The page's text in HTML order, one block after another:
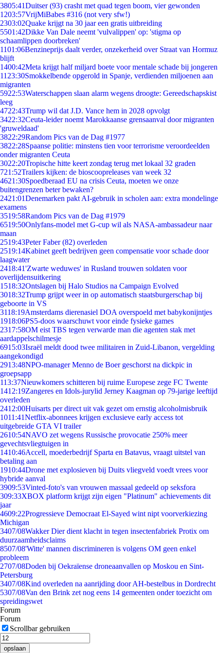
3805:41Duitser (93) crasht met quad tegen boom, vier gewonden
1203:57VrijMiBabes #316 (not very sfw!)
2303:02Quake krijgt na 30 jaar een gratis uitbreiding
5501:42Dikke Van Dale neemt 'vulvalippen' op: 'stigma op
schaamlippen doorbreken'
1101:06Benzineprijs daalt verder, onzekerheid over Straat van Hormuz
blijft
1400:42Meta krijgt half miljard boete voor mentale schade bij jongeren
11 23:30Smokkelbende opgerold in Spanje, verdienden miljoenen aan
migranten
5922:53Waterschappen slaan alarm wegens droogte: Gereedschapskist
leeg
4722:43Trump wil dat J.D. Vance hem in 2028 opvolgt
3422:32Ceuta-leider noemt Marokkaanse grensaanval door migranten
'gruweldaad'
3822:29Random Pics van de Dag #1977
3822:28Spaanse politie: minstens tien voor terrorisme veroordeelden
onder migranten Ceuta
3022:20Tropische hitte keert zondag terug met lokaal 32 graden
721:52Trailers kijken: de bioscoopreleases van week 32
4621:30Spoedberaad EU na crisis Ceuta, moeten we onze
buitengrenzen beter bewaken?
2421:01Denemarken pakt AI-gebruik in scholen aan: extra mondelinge
examens
3519:58Random Pics van de Dag #1979
6519:50Onlyfans-model met G-cup wil als NASA-ambassadeur naar
maan
2519:43Peter Faber (82) overleden
2519:14Kabinet geeft bedrijven geen compensatie voor schade door
laagwater
2418:41'Zwarte weduwes' in Rusland trouwen soldaten voor
overlijdensuitkering
1518:32Ontslagen bij Halo Studios na Campaign Evolved
3018:32Trump grijpt weer in op automatisch staatsburgerschap bij
geboorte in VS
3118:19Amsterdams dierenasiel DOA overspoeld met babykonijntjes
1918:06PS5-doos waarschuwt voor einde fysieke games
2317:58OM eist TBS tegen verwarde man die agenten stak met
aardappelschilmesje
6915:03Israël meldt dood twee militairen in Zuid-Libanon, vergelding
aangekondigd
2913:48NPO-manager Menno de Boer geschorst na dickpic in
groepsapp
113:37Nieuwkomers schitteren bij ruime Europese zege FC Twente
1412:19Zangeres en Idols-jurylid Jerney Kaagman op 79-jarige leeftijd
overleden
2412:00Huisarts per direct uit vak gezet om ernstig alcoholmisbruik
1011:41Netflix-abonnees krijgen exclusieve early access tot
uitgebreide GTA VI trailer
2610:54NAVO zet wegens Russische provocatie 250% meer
gevechtsvliegtuigen in
1410:46Accell, moederbedrijf Sparta en Batavus, vraagt uitstel van
betaling aan
1910:44Drone met explosieven bij Duits vliegveld voedt vrees voor
hybride aanval
3909:53Vinted-foto's van vrouwen massaal gedeeld op seksfora
309:33XBOX platform krijgt zijn eigen "Platinum" achievements dit
jaar
4609:22Progressieve Democraat El-Sayed wint nipt voorverkiezing
Michigan
3407/08Wakker Dier dient klacht in tegen insectenfabriek Protix om
duurzaamheidsclaims
8507/08'Witte' mannen discrimineren is volgens OM geen enkel
probleem
2707/08Doden bij Oekraïense droneaanvallen op Moskou en Sint-
Petersburg
3407/08Kind overleden na aanrijding door AH-bestelbus in Dordrecht
5307/08Van den Brink zet nog eens 14 gemeenten onder toezicht om
spreidingswet
Forum
Forum
Scrollbar gebruiken
opslaan